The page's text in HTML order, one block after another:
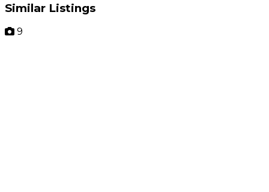
Similar Listings
9